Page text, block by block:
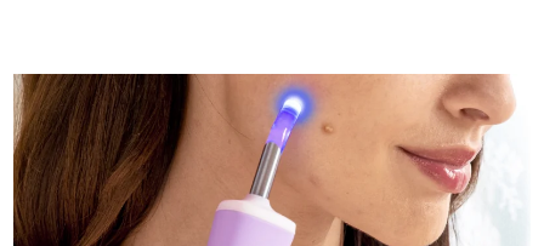
乌兹别克斯坦 预计送达日期8/17/26
越南 8/18/26